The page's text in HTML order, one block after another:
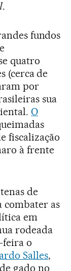
.
fundos
quatro
(cerca de
por
sua
O
fiscalização
à frente
de
combater as
em
rodeada
feira o
Salles,
gado no